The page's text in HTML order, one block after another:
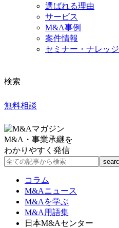
選ばれる理由
サービス
M&A事例
案件情報
セミナー・ナレッジ
検索
無料相談
M&A・事業承継を
わかりやすく発信
コラム
M&Aニュース
M&Aを学ぶ
M&A用語集
日本M&Aセンター